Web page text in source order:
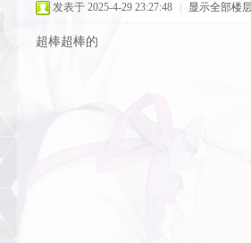
发表于 2025-4-29 23:27:48 显示全部楼
超棒超棒的